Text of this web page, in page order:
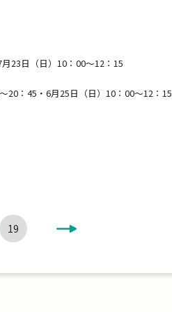
23日（日）10：00～12：15
20：45・6月25日（日）10：00～12：15
19